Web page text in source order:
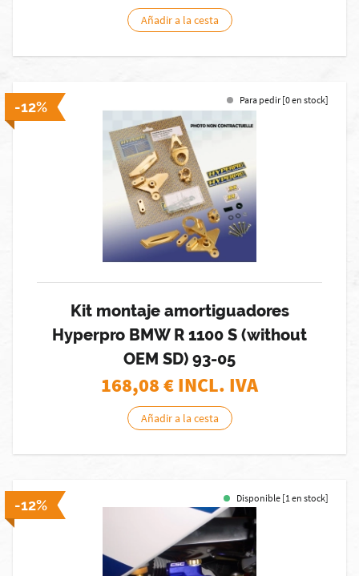
Añadir a la cesta
-12% Para pedir [0 en stock]
Kit montaje amortiguadores
Hyperpro BMW R 1100 S (without
OEM SD) 93-05
168,08€ INCL. IVA
Añadir a la cesta
-12% Disponible [1 en stock]